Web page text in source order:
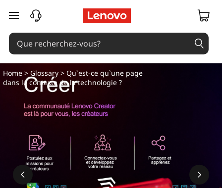
passer au contenu principal
Home >Glossary > Qu`est-ce qu`une page
dans le contexte de la technologie ?